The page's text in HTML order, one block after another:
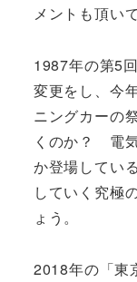
メントも頂い
1987年の第5
変更をし、今
ニングカーの
くのか？ 電
か登場してい
していく究極
ょう。
2018年の「東